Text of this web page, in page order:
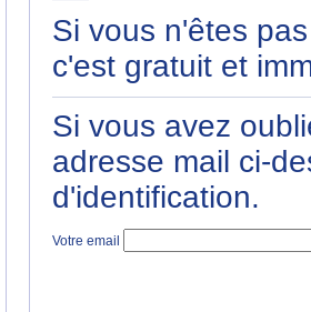
Si vous n'êtes
c'est gratuit et
Si vous avez
adresse mail ci-
d'identification.
Votre email